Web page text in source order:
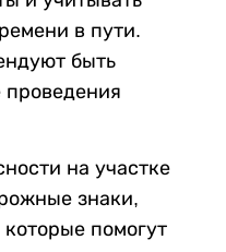
в пути.
быть
на участке
знаки,
помогут